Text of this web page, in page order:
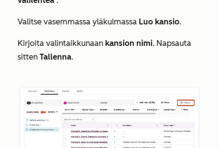
Valitse vasemmassa yläkulmassa Luo kansio.
Kirjoita valintaikkunaan kansion nimi. Napsauta
sitten Tallenna.